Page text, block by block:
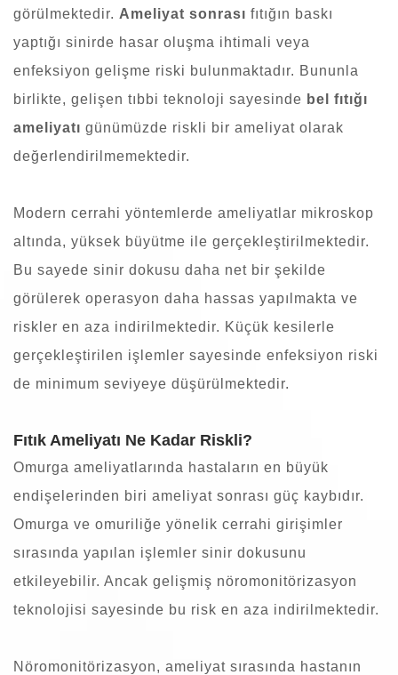
görülmektedir. Ameliyat sonrası fıtığın baskı
yaptığı sinirde hasar oluşma ihtimali veya
enfeksiyon gelişme riski bulunmaktadır. Bununla
birlikte, gelişen tıbbi teknoloji sayesinde bel fıtığı
ameliyatı günümüzde riskli bir ameliyat olarak
değerlendirilmemektedir.
Modern cerrahi yöntemlerde ameliyatlar mikroskop
altında, yüksek büyütme ile gerçekleştirilmektedir.
Bu sayede sinir dokusu daha net bir şekilde
görülerek operasyon daha hassas yapılmakta ve
riskler en aza indirilmektedir. Küçük kesilerle
gerçekleştirilen işlemler sayesinde enfeksiyon riski
de minimum seviyeye düşürülmektedir.
Fıtık Ameliyatı Ne Kadar Riskli?
Omurga ameliyatlarında hastaların en büyük
endişelerinden biri ameliyat sonrası güç kaybıdır.
Omurga ve omuriliğe yönelik cerrahi girişimler
sırasında yapılan işlemler sinir dokusunu
etkileyebilir. Ancak gelişmiş nöromonitörizasyon
teknolojisi sayesinde bu risk en aza indirilmektedir.
Nöromonitörizasyon, ameliyat sırasında hastanın